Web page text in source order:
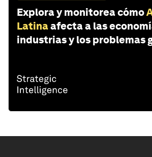
Explora y monitorea cómo
Latinaafecta a las
industrias y los problemas